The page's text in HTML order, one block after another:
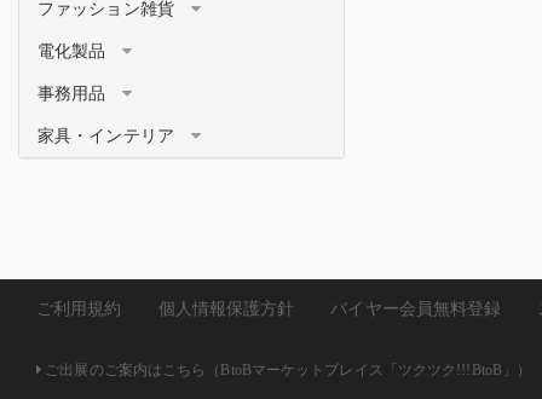
ファッション雑貨
電化製品
事務用品
家具・インテリア
ご利用規約 個人情報保護方針 バイヤー会員無料登録
ご出展のご案内はこちら（BtoBマーケットプレイス「ツクツク!!!BtoB」）